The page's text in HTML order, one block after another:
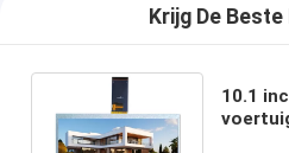
Krijg De
10.1